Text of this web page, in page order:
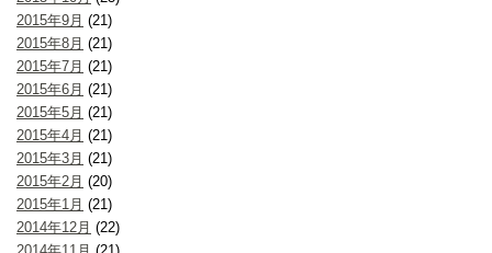
2015年9月 (21)
2015年8月 (21)
2015年7月 (21)
2015年6月 (21)
2015年5月 (21)
2015年4月 (21)
2015年3月 (21)
2015年2月 (20)
2015年1月 (21)
2014年12月 (22)